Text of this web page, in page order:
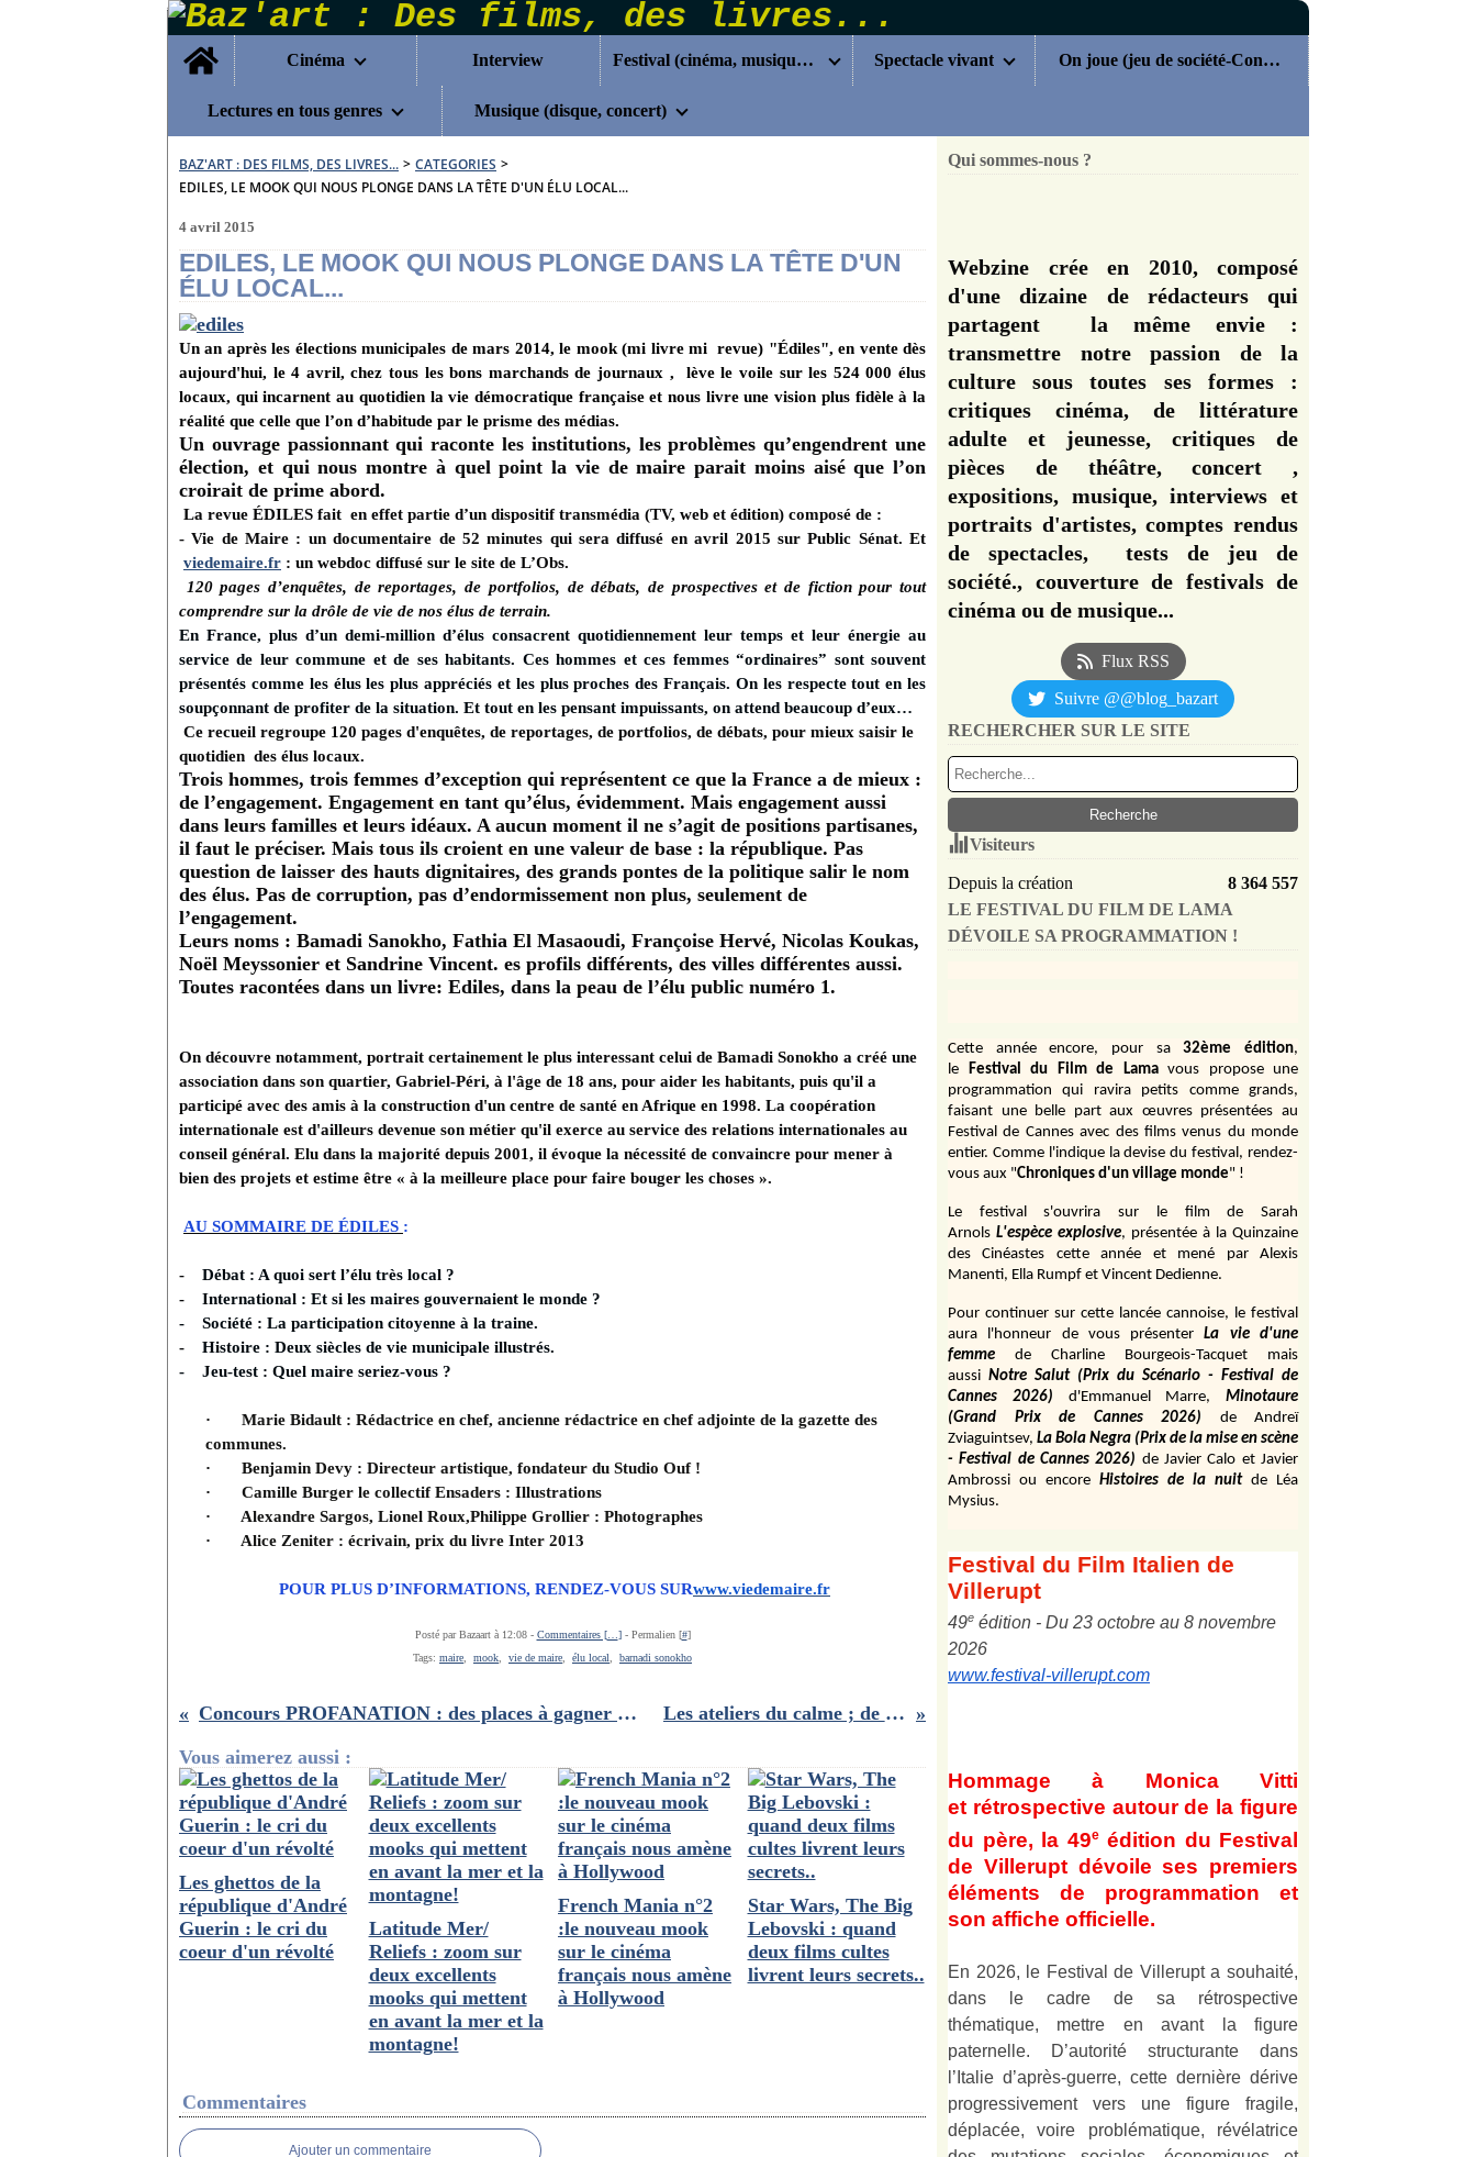
Home
Cinéma
Interview Festival (cinéma, musique...) Spectacle vivant On joue (jeu de société-Concours)
Lectures en tous genres Musique (disque, concert)
BAZ'ART : DES FILMS, DES LIVRES... > CATEGORIES >
EDILES, LE MOOK QUI NOUS PLONGE DANS LA TÊTE D'UN ÉLU LOCAL...
4 avril 2015
EDILES, LE MOOK QUI NOUS PLONGE DANS LA TÊTE D'UN
ÉLU LOCAL...
Un an après les élections municipales de mars 2014, le mook (mi livre mi revue) "Édiles", en vente dès
aujourd'hui, le 4 avril, chez tous les bons marchands de journaux ,
lève le voile sur les 524 000 élus
locaux, qui incarnent au quotidien la vie démocratique française et nous livre une vision plus fidèle à la
réalité que celle que l’on d’habitude par le prisme des médias.
Un ouvrage passionnant qui raconte les institutions, les problèmes qu’engendrent une
élection, et qui nous montre à quel point la vie de maire parait moins aisé que l’on
croirait de prime abord.
La revue ÉDILES fait en effet partie d’un dispositif transmédia (TV, web et édition) composé de :
-Vie deMaire : un documentaire de 52 minutes qui sera diffusé en avril 2015 sur Public Sénat. Et
viedemaire.fr : un webdoc diffusé sur le site de L’Obs.
120 pages d’enquêtes, de reportages, de portfolios, de débats, de prospectives et de fiction pour tout
comprendre sur la drôle de vie de nos élus de terrain.
En France, plus d’un demi-million d’élus consacrent quotidiennement leur temps et leur énergie au
service de leur commune et de ses habitants. Ces hommes et ces femmes “ordinaires” sont souvent
présentés comme les élus les plus appréciés et les plus proches des Français. On les respecte tout en les
soupçonnant de profiter de la situation. Et tout en les pensant impuissants, on attend beaucoup d’eux…
Ce recueil regroupe 120 pages d'enquêtes, de reportages, de portfolios, de débats, pour mieux saisir le
quotidien des élus locaux.
Trois hommes, trois femmes d’exception qui représentent ce que la France a de mieux :
de l’engagement. Engagement en tant qu’élus, évidemment. Mais engagement aussi
dans leurs familles et leurs idéaux. A aucun moment il ne s’agit de positions partisanes,
il faut le préciser. Mais tous ils croient en une valeur de base : la république. Pas
question de laisser des hauts dignitaires, des grands pontes de la politique salir le nom
des élus. Pas de corruption, pas d’endormissement non plus, seulement de
l’engagement.
Leurs noms : Bamadi Sanokho, Fathia El Masaoudi, Françoise Hervé, Nicolas Koukas,
Noël Meyssonier et Sandrine Vincent. es profils différents, des villes différentes aussi.
Toutes racontées dans un livre: Ediles, dans la peau de l’élu public numéro 1.
On découvre notamment, portrait certainement le plus interessant celui de Bamadi Sonokho a créé une
association dans son quartier, Gabriel-Péri, à l'âge de 18 ans, pour aider les habitants, puis qu'il a
participé avec des amis à la construction d'un centre de santé en Afrique en 1998. La coopération
internationale est d'ailleurs devenue son métier qu'il exerce au service des relations internationales au
conseil général. Elu dans la majorité depuis 2001, il évoque la nécessité de convaincre pour mener à
bien des projets et estime être « à la meilleure place pour faire bouger les choses ».
AU SOMMAIRE DE ÉDILES :
- Débat : A quoi sert l’élu très local ?
- International : Et si les maires gouvernaient le monde ?
- Société : La participation citoyenne à la traine.
- Histoire : Deux siècles de vie municipale illustrés.
- Jeu-test : Quel maire seriez-vous ?
·
Marie Bidault : Rédactrice en chef, ancienne rédactrice en chef adjointe de la gazette des
communes.
·
Benjamin Devy : Directeur artistique, fondateur du Studio Ouf !
·
Camille Burger le collectif Ensaders : Illustrations
·
Alexandre Sargos, Lionel Roux,Philippe Grollier : Photographes
·
Alice Zeniter : écrivain, prix du livre Inter 2013
POUR PLUS D’INFORMATIONS, RENDEZ-VOUS SURwww.viedemaire.fr
Posté par Bazaart à 12:08 - Commentaires [… ]- Permalien [#]
Tags: maire mook vie de maire élu local barnadi sonokho
Concours PROFANATION : des places à gagner pour voir le 2ème volet des enquêtes du Département V
Les ateliers du calme ; de coloriages divers et intelligents!!
Vous aimerez aussi :
Les ghettos de la
république d'André
Guerin : le cri du
coeur d'un révolté
Latitude Mer/
Reliefs : zoom sur
deux excellents
mooks qui mettent
en avant la mer et la
montagne!
French Mania n°2
:le nouveau mook
sur le cinéma
français nous amène
à Hollywood
Star Wars, The Big
Lebovski : quand
deux films cultes
livrent leurs secrets..
Commentaires
Ajouter un commentaire
Qui sommes-nous ?
Webzine crée en 2010, composé
d'une dizaine de rédacteurs qui
partagent la même envie :
transmettre notre passion de la
culture sous toutes ses formes :
critiques cinéma, de littérature
adulte et jeunesse, critiques de
pièces de théâtre, concert ,
expositions, musique, interviews et
portraits d'artistes, comptes rendus
de spectacles, tests de jeu de
société., couverture de festivals de
cinéma ou de musique...
Flux RSS
Suivre @@blog_bazart
RECHERCHER SUR LE SITE
Visiteurs
Depuis la création
8 364 557
LE FESTIVAL DU FILM DE LAMA
DÉVOILE SA PROGRAMMATION !
Cette année encore, pour sa 32ème édition,
le Festival du Film de Lama vous propose une
programmation qui ravira petits comme grands,
faisant une belle part aux œuvres présentées au
Festival de Cannes avec des films venus du monde
entier. Comme l'indique la devise du festival, rendez-
vous aux "Chroniques d'un village monde" !
Le festival s'ouvrira sur le film de Sarah
Arnols L'espèce explosive, présentée à la Quinzaine
des Cinéastes cette année et mené par Alexis
Manenti, Ella Rumpf et Vincent Dedienne.
Pour continuer sur cette lancée cannoise, le festival
aura l'honneur de vous présenter
La vie d'une
femme
de Charline Bourgeois-Tacquet
mais
aussi Notre Salut (Prix du Scénario - Festival de
Cannes 2026)
d'Emmanuel Marre,
Minotaure
(Grand Prix de Cannes 2026)
de Andreï
Zviaguintsev, La Bola Negra (Prix de la mise en scène
- Festival de Cannes 2026) de Javier Calo et Javier
Ambrossi ou encore Histoires de la nuit de Léa
Mysius.
Festival du Film Italien de
Villerupt
49e édition - Du 23 octobre au 8 novembre
2026
www.festival-villerupt.com
Hommage à Monica Vitti
et rétrospective autour de la figure
du père, la 49e édition du Festival
de Villerupt dévoile ses premiers
éléments de programmation et
son affiche officielle.
En 2026, le Festival de Villerupt a souhaité,
dans le cadre de sa rétrospective
thématique, mettre en avant la figure
paternelle. D’autorité structurante dans
l’Italie d’après-guerre, cette dernière dérive
progressivement vers une figure fragile,
déplacée, voire problématique, révélatrice